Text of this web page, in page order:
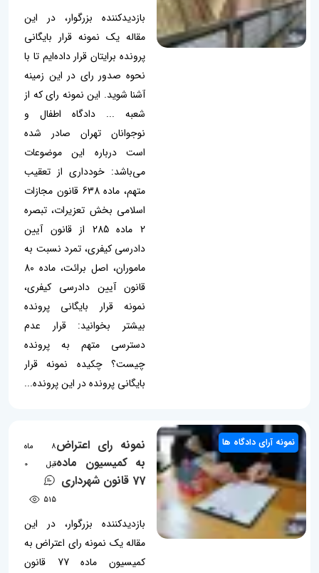
بازدیدکننده بزرگوار، در این
مقاله یک نمونه قرار بایگانی
پرونده برایتان قرار داده‌ایم تا با
نحوه صدور رای در این زمینه
آشنا شوید. این نمونه رای که از
شعبه ... دادگاه اطفال و
نوجوانان تهران صادر شده
است درباره این موضوعات
می‌باشد: خودداری از تعقیب
متهم، ماده 638 قانون مجازات
اسلامی بخش تعزیرات، تبصره
2 ماده 285 از قانون آیین
دادرسی کیفری، تمرد نسبت به
ماموران، اصل برائت، ماده 80
قانون آیین دادرسی کیفری،
نمونه قرار بایگانی پرونده
بیشتر بخوانید: قرار عدم
دسترسی متهم به پرونده
چیست؟ چکیده نمونه قرار
بایگانی پرونده در این پرونده...
نمونه آرای دادگاه ها
نمونه رای اعتراض
به کمیسیون ماده
77 قانون شهرداری
8 ماه
قبل
0
515
بازدیدکننده بزرگوار، در این
مقاله یک نمونه رای اعتراض به
کمیسیون ماده 77 قانون